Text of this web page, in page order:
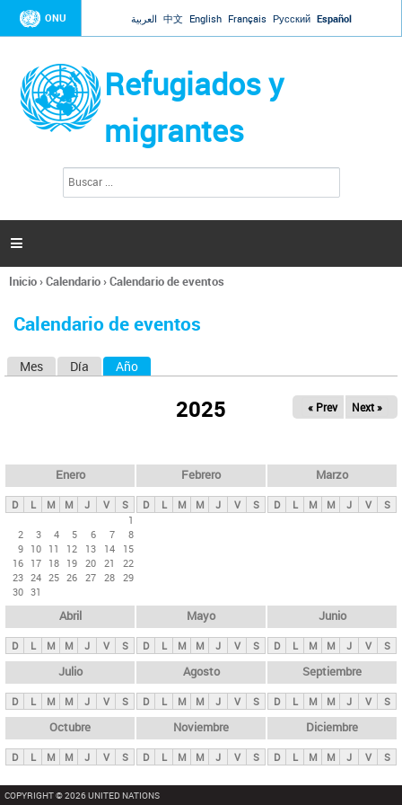
Jump to navigation
ONU العربية 中文 English Français Русский Español
Refugiados y
migrantes
l
d
s

Se
usted
Inicio›Calendario›Calendario de eventos
Calendario de eventos
s
p
n
c
i
p
l
e
s
Mes Día Año
2025 « Prev Next »
Enero
D L M M J V
S
1
2
3 4 5 6 7
8
9 10 11 12 13 14
15
16 17 18 19 20 21
22
23 24 25 26 27 28 29
30 31
Febrero
D L M M J V S
Marzo
D L M M J V S
Abril
D L M M J V S
Mayo
D L M M J V S
Junio
D L M M J V S
Julio
D L M M J V S
Agosto
D L M M J V S
Septiembre
D L M M J V S
Octubre
D L M M J V S
Noviembre
D L M M J V S
Diciembre
D L M M J V S
COPYRIGHT © 2026 UNITED NATIONS